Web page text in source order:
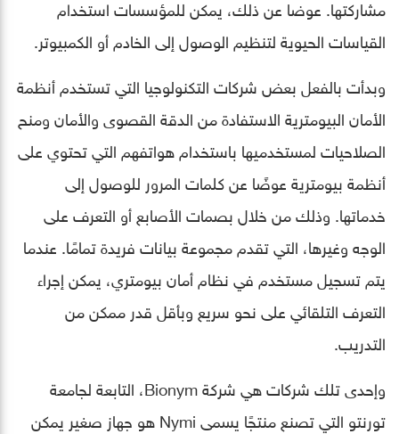
مشاركتها. عوضا عن ذلك، يمكن للمؤسسات استخدام
القياسات الحيوية لتنظيم الوصول إلى الخادم أو الكمبيوتر.
وبدأت بالفعل بعض شركات التكنولوجيا التي تستخدم أنظمة
الأمان البيومترية الاستفادة من الدقة القصوى والأمان ومنح
الصلاحيات لمستخدميها باستخدام هواتفهم التي تحتوي على
أنظمة بيومترية عوضًا عن كلمات المرور للوصول إلى
خدماتها. وذلك من خلال بصمات الأصابع أو التعرف على
الوجه وغيرها، التي تقدم مجموعة بيانات فريدة تمامًا. عندما
يتم تسجيل مستخدم في نظام أمان بيومتري، يمكن إجراء
التعرف التلقائي على نحو سريع وبأقل قدر ممكن من
التدريب.
وإحدى تلك شركات هي شركة Bionym، التابعة لجامعة
تورنتو التي تصنع منتجًا يسمى Nymi هو جهاز صغير يمكن